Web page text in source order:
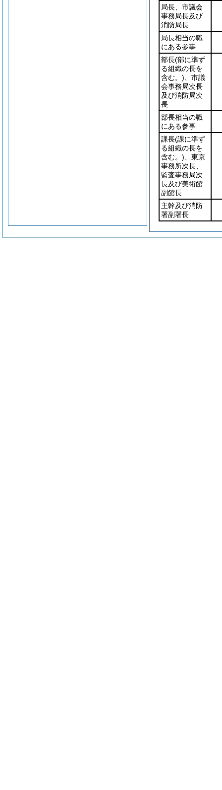
局長、市議会
事務局長及び
消防局長
局長相当の職
にある参事
部長(部に準ず
る組織の長を
含む。) 、市議
会事務局次長
及び消防局次
長
部長相当の職
にある参事
課長(課に準ず
る組織の長を
含む。) 、東京
事務所次長、
監査事務局次
長及び美術館
副館長
主幹及び消防
署副署長